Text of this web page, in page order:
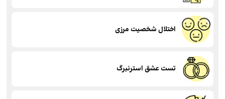
اختلال شخصیت مرزی
تست عشق استرنبرگ